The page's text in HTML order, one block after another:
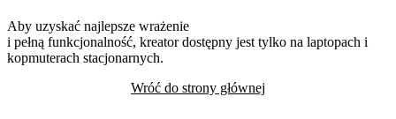
Aby uzyskać najlepsze wrażenie
i pełną funkcjonalność, kreator dostępny jest tylko na laptopach i
kopmuterach stacjonarnych.
Wróć do strony głównej